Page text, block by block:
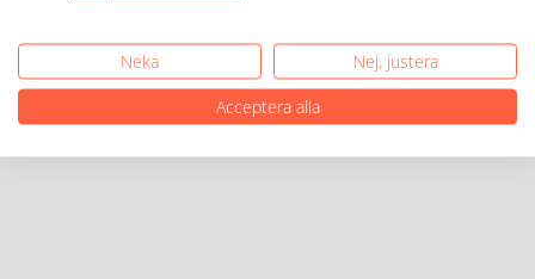
Neka
Nej, justera
Acceptera alla